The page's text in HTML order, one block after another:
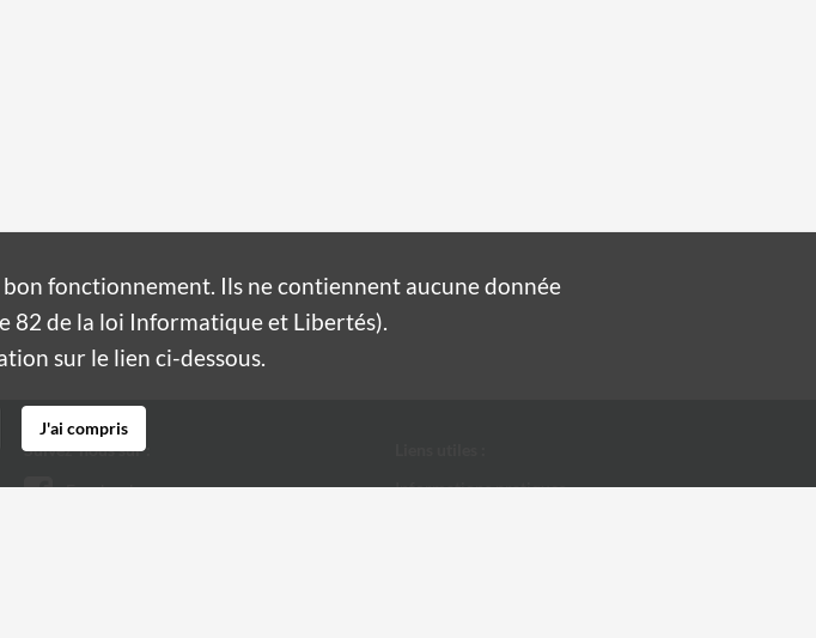
Suivez-nous sur :
Facebook
Informations pratiques
fonctionnement. Ils ne contiennent aucune donnée
82 de la loi Informatique et Libertés).
sur le lien ci-dessous.
J'ai compris